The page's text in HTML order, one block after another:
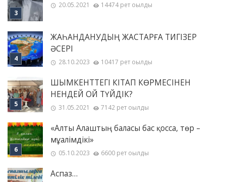
20.05.2021 14474 рет оқылды
ЖАҺАНДАНУДЫҢ ЖАСТАРҒА ТИГІЗЕР
ӘСЕРІ
28.10.2023 10417 рет оқылды
ШЫМКЕНТТЕГІ КІТАП КӨРМЕСІНЕН
НЕНДЕЙ ОЙ ТҮЙДІК?
31.05.2021 7142 рет оқылды
«Алты Алаштың баласы бас қосса, төр –
мұғалімдікі»
05.10.2023 6600 рет оқылды
Аспаз…